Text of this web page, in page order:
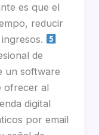
es que el
reducir
de
un software
ofrecer al
digital
por email